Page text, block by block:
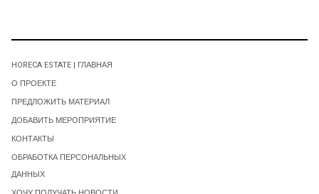
HORECA ESTATE | ГЛАВНАЯ
О ПРОЕКТЕ
ПРЕДЛОЖИТЬ МАТЕРИАЛ
ДОБАВИТЬ МЕРОПРИЯТИЕ
КОНТАКТЫ
ОБРАБОТКА ПЕРСОНАЛЬНЫХ
ДАННЫХ